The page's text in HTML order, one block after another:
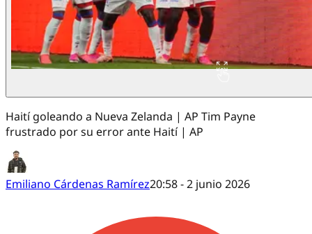
Haití goleando a Nueva Zelanda | AP Tim Payne
frustrado por su error ante Haití | AP
Emiliano Cárdenas Ramírez20:58 - 2 junio 2026